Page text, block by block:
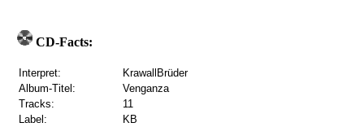
CD-Facts:
Interpret:
KrawallBrüder
Album-Titel:
Venganza
Tracks:
11
Label:
KB